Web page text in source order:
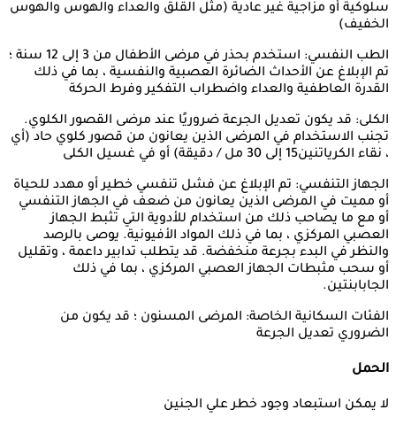
سلوكية أو مزاجية غير عادية (مثل القلق والعداء والهوس والهوس
الخفيف)
الطب النفسي: استخدم بحذر في مرضى الأطفال من 3 إلى 12 سنة ؛
تم الإبلاغ عن الأحداث الضائرة العصبية والنفسية ، بما في ذلك
القدرة العاطفية والعداء واضطراب التفكير وفرط الحركة
الكلى: قد يكون تعديل الجرعة ضروريًا عند مرضى القصور الكلوي.
تجنب الاستخدام في المرضى الذين يعانون من قصور كلوي حاد (أي
، نقاء الكرياتنين15 إلى 30 مل / دقيقة) أو في غسيل الكلى
الجهاز التنفسي: تم الإبلاغ عن فشل تنفسي خطير أو مهدد للحياة
أو مميت في المرضى الذين يعانون من ضعف في الجهاز التنفسي
أو مع ما يصاحب ذلك من استخدام للأدوية التي تثبط الجهاز
العصبي المركزي ، بما في ذلك المواد الأفيونية. يوصى بالرصد
والنظر في البدء بجرعة منخفضة. قد يتطلب تدابير داعمة ، وتقليل
أو سحب مثبطات الجهاز العصبي المركزي ، بما في ذلك
الجابابنتين.
الفئات السكانية الخاصة: المرضى المسنون ؛ قد يكون من
الضروري تعديل الجرعة
الحمل
لا يمكن استبعاد وجود خطر علي الجنين